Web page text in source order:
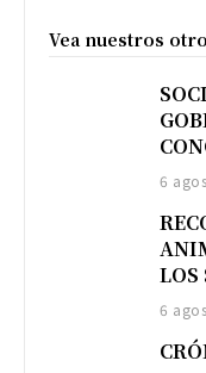
Vea nuestros
6
LOS
6